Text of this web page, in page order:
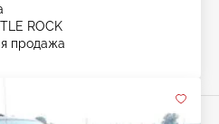
ROCK
продажа